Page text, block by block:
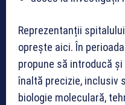
Reprezentanții
oprește aici. În
propune să introducă
înaltă precizie, inclusiv
biologie moleculară,